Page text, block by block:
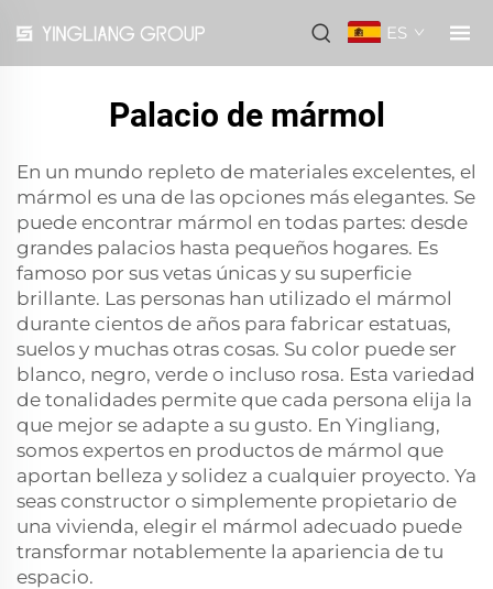
ES
Palacio de mármol
En un mundo repleto de materiales excelentes, el
mármol es una de las opciones más elegantes. Se
puede encontrar mármol en todas partes: desde
grandes palacios hasta pequeños hogares. Es
famoso por sus vetas únicas y su superficie
brillante. Las personas han utilizado el mármol
durante cientos de años para fabricar estatuas,
suelos y muchas otras cosas. Su color puede ser
blanco, negro, verde o incluso rosa. Esta variedad
de tonalidades permite que cada persona elija la
que mejor se adapte a su gusto. En Yingliang,
somos expertos en productos de mármol que
aportan belleza y solidez a cualquier proyecto. Ya
seas constructor o simplemente propietario de
una vivienda, elegir el mármol adecuado puede
transformar notablemente la apariencia de tu
espacio.